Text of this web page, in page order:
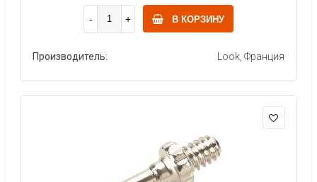
В КОРЗИНУ
Производитель: Look, Франция